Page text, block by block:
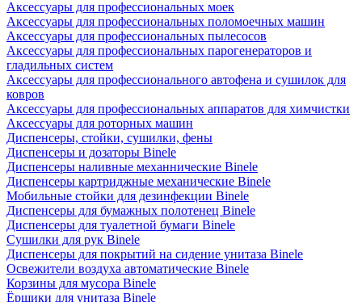
Аксессуары для профессиональных моек
Аксессуары для профессиональных поломоечных машин
Аксессуары для профессиональных пылесосов
Аксессуары для профессиональных парогенераторов и
гладильных систем
Аксессуары для профессионального автофена и сушилок для
ковров
Аксессуары для профессиональных аппаратов для химчистки
Аксессуары для роторных машин
Диспенсеры, стойки, сушилки, фены
Диспенсеры и дозаторы Binele
Диспенсеры наливные механнические Binele
Диспенсеры картриджные механические Binele
Мобильные стойки для дезинфекции Binele
Диспенсеры для бумажных полотенец Binele
Диспенсеры для туалетной бумаги Binele
Сушилки для рук Binele
Диспенсеры для покрытий на сидение унитаза Binele
Освежители воздуха автоматические Binele
Корзины для мусора Binele
Ёршики для унитаза Binele